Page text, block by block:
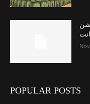
POPULAR POSTS